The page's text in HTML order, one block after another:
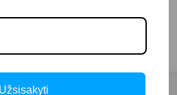
Užsisakyti